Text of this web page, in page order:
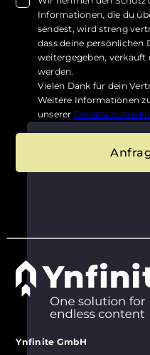
Informationen, die du
sendest, wird streng
dass deine persönlichen
weitergegeben,
werden.
Vielen Dank für dein
Weitere Informationen
unserer
Ynfinite GmbH